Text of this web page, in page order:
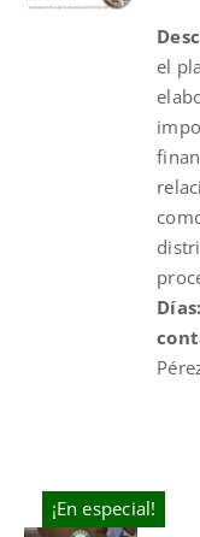
el
Días:
¡En especial!